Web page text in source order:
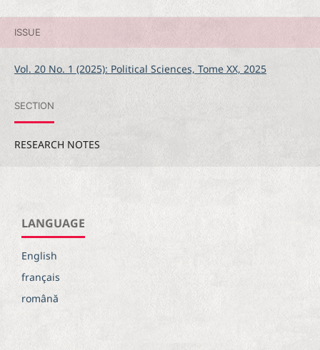
ISSUE
Vol. 20 No. 1 (2025): Political Sciences, Tome XX, 2025
SECTION
RESEARCH NOTES
LANGUAGE
English
français
română